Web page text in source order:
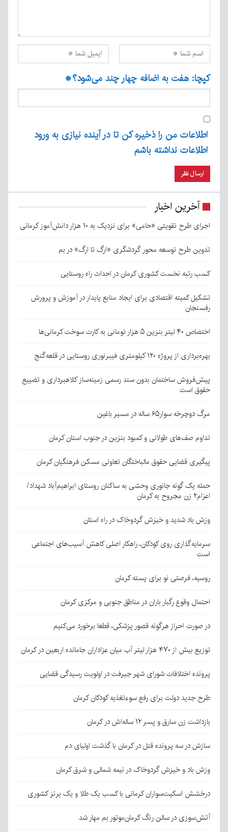
کپچا: هفت به اضافه چهار چند می‌شود؟*
اطلاعات من را ذخیره کن تا در آینده نیازی به ورود
اطلاعات نداشته باشم
آخرین اخبار
اجرای طرح تقویتی «حامی» برای نزدیک به ۱۰ هزار دانش‌آموز کرمانی
تدوین طرح توسعه محور گردشگری «ارگ تا ارگ» در بم
کسب رتبه نخست کشوری کرمان در احداث راه روستایی
تشکیل کمیته اقتصادی برای ایجاد منابع پایدار در آموزش و پرورش
رفسنجان
اختصاص ۴۰ لیتر بنزین ۵ هزار تومانی به کارت سوخت کرمانی‌ها
بهره‌برداری از پروژه ۱۲۰ کیلومتری فیبرنوری روستایی در قلعه‌گنج
پیش‌فروش ساختمان بدون سند رسمی زمینه‌ساز کلاهبرداری و تضییع
حقوق است
مرگ دوچرخه سوار۶۵ ساله در مسیر باغین
تداوم صف‌های طولانی و کمبود بنزین در جنوب استان کرمان
پیگیری قضایی حقوق مالباختگان تعاونی مسکن فرهنگیان کرمان
حمله یک گونه جانوری وحشی به ساکنان روستای ابراهیم‌آباد شهداد/
اعزام۲ زن مجروح به کرمان
وزش باد شدید و خیزش گردوخاک در راه استان
سرمایه‌گذاری روی کودکان، راهکار اصلی کاهش آسیب‌های اجتماعی
است
روسیه، فرصتی نو برای پسته کرمان
احتمال وقوع رگبار باران در مناطق جنوبی و مرکزی کرمان
در صورت احراز هرگونه قصور پزشکی، قطعا برخورد می‌کنیم
توزیع بیش از ۴۷۰ هزار لیتر آب میان عزاداران جامانده اربعین در کرمان
پرونده اختلافات شورای شهر جیرفت در اولویت رسیدگی قضایی
طرح جدید دولت برای رفع سوءتغذیه کودکان کرمان
بازداشت زن سارق و پسر ۱۲ ساله‌اش در کرمان
سازش در سه پرونده قتل در کرمان با گذشت اولیای دم
وزش باد و خیزش گردوخاک در نیمه شمالی و شرق کرمان
درخشش اسکیت‌سواران کرمانی با کسب یک طلا و یک برنز کشوری
آتش‌سوزی در سالن رنگ کرمان‌موتور بم مهار شد